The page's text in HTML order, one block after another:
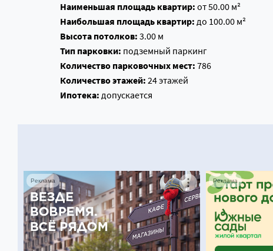
Наименьшая площадь квартир: от 50.00 м²
Наибольшая площадь квартир: до 100.00 м²
Высота потолков: 3.00 м
Тип парковки: подземный паркинг
Количество парковочных мест: 786
Количество этажей: 24 этажей
Ипотека: допускается
Реклама Реклама